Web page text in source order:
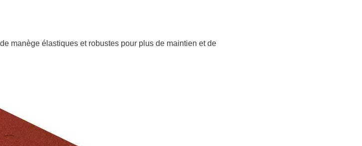
manège élastiques et robustes pour plus de maintien et de